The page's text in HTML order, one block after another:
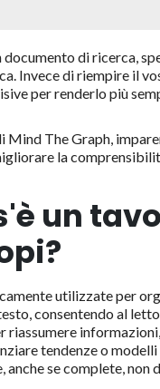
documento di ricerca,
Invece di riempire il
per renderlo più
Mind The Graph,
la
un
utilizzate per
consentendo al
riassumere
tendenze o
anche se complete, non